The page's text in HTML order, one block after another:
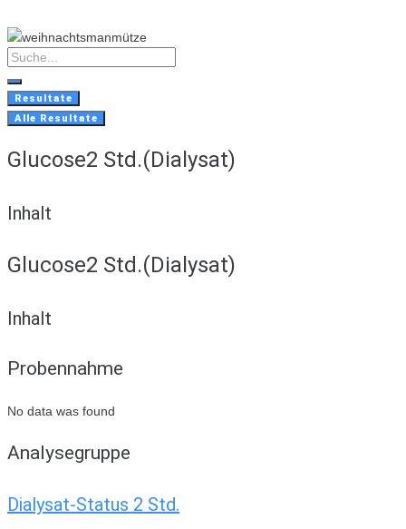
to
content
Search
...
Resultate
Alle Resultate
Glucose2 Std.(Dialysat)
Inhalt
Glucose2 Std.(Dialysat)
Inhalt
Probennahme
No data was found
Analysegruppe
Dialysat-Status 2 Std.